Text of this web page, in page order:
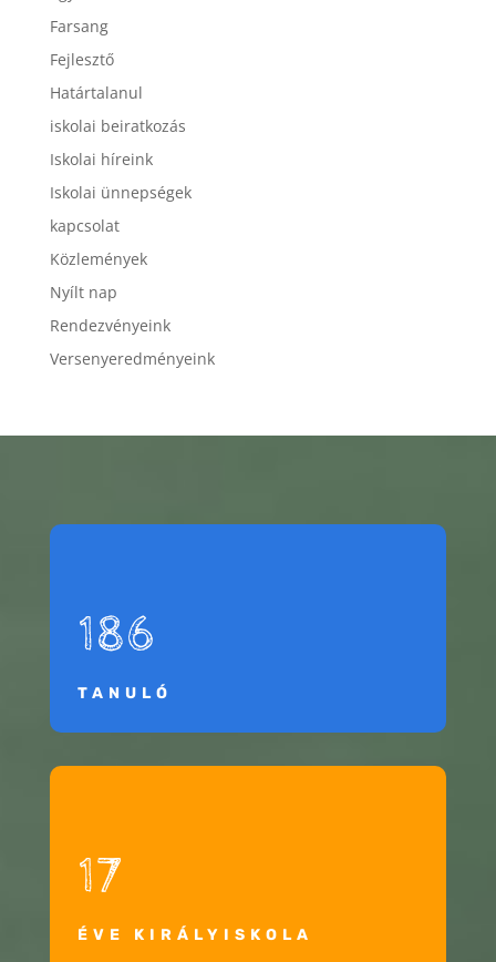
Farsang
Fejlesztő
Határtalanul
iskolai beiratkozás
Iskolai híreink
Iskolai ünnepségek
kapcsolat
Közlemények
Nyílt nap
Rendezvényeink
Versenyeredményeink
186
TANULÓ
17
ÉVE KIRÁLYISKOLA